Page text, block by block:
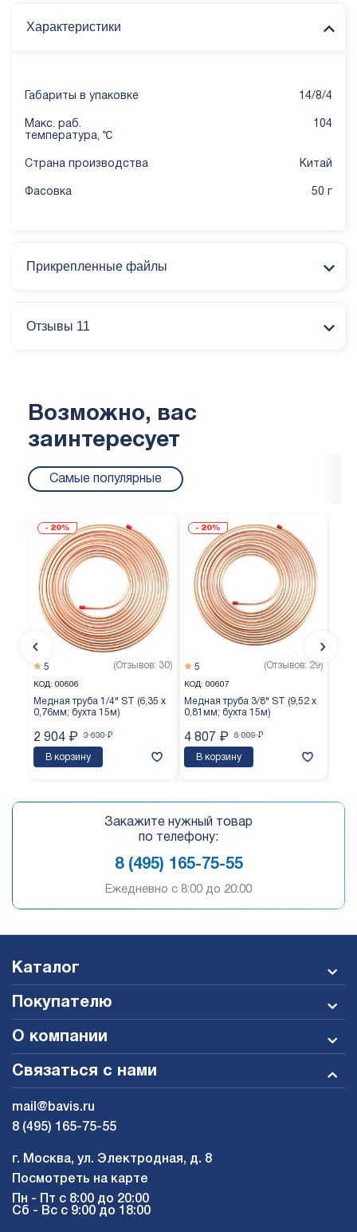
Характеристики
Габариты в упаковке 14/8/4
Макс. раб.
температура, ℃
104
Страна производства Китай
Фасовка 50 г
Прикрепленные файлы
Отзывы 11
Возможно, вас
заинтересует
Самые популярные
20%
КОД: 00606
Медная труба 1/4" ST (6,35 х
0,76мм; бухта 15м)
(Отзывов: 30)
5
3 630 ₽
2 904 ₽
В корзину
20%
КОД: 00607
Медная труба 3/8" ST (9,52 х
0,81мм; бухта 15м)
(Отзывов: 29)
5
6 009 ₽
4 807 ₽
В корзину
Закажите нужный товар
по телефону:
8 (495) 165-75-55
Ежедневно c 8:00 до 20:00
Каталог
Покупателю
О компании
Связаться с нами
mail@bavis.ru
8 (495) 165-75-55
г. Москва, ул. Электродная, д. 8
Посмотреть на карте
Пн - Пт с 8:00 до 20:00
Сб - Вс с 9:00 до 18:00